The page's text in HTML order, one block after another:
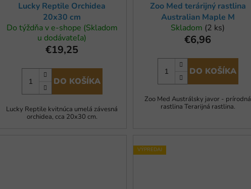
Lucky Reptile Orchidea
20x30 cm
Do týždňa v e-shope (Skladom
u dodávateľa)
€19,25
DO KOŠÍKA
Lucky Reptile kvitnúca umelá závesná
orchidea, cca 20x30 cm.
Zoo Med terárijný rastlina
Australian Maple M
Skladom (2 ks)
€6,96
DO KOŠÍKA
Zoo Med Austrálsky javor - prírodná
rastlina Terarijná rastlina.
VÝPREDAJ